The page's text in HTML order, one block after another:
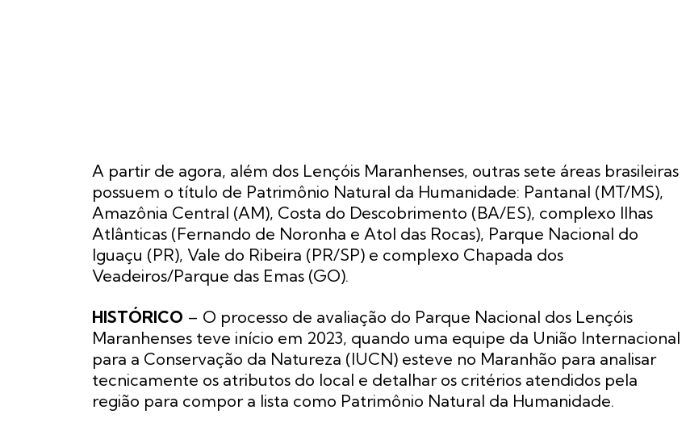
A partir de agora, além dos Lençóis Maranhenses, outras sete áreas brasileiras
possuem o título de Patrimônio Natural da Humanidade: Pantanal (MT/MS),
Amazônia Central (AM), Costa do Descobrimento (BA/ES), complexo Ilhas
Atlânticas (Fernando de Noronha e Atol das Rocas), Parque Nacional do
Iguaçu (PR), Vale do Ribeira (PR/SP) e complexo Chapada dos
Veadeiros/Parque das Emas (GO).
HISTÓRICO – O processo de avaliação do Parque Nacional dos Lençóis
Maranhenses teve início em 2023, quando uma equipe da União Internacional
para a Conservação da Natureza (IUCN) esteve no Maranhão para analisar
tecnicamente os atributos do local e detalhar os critérios atendidos pela
região para compor a lista como Patrimônio Natural da Humanidade.